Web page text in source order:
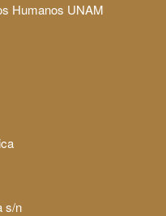
Humanos UNAM
s/n